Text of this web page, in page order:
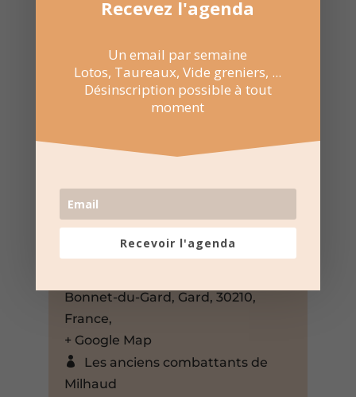
7 Fév 2026
14:30 au 17:30
Salle municipale – Saint Bonnet
Bonnet-du-Gard, Gard, 30210,
France,
+ Google Map
Les anciens combattants de
Milhaud
Recevez l'agenda
Un email par semaine
Lotos, Taureaux, Vide greniers, ...
Désinscription possible à tout
moment
Recevoir l'agenda